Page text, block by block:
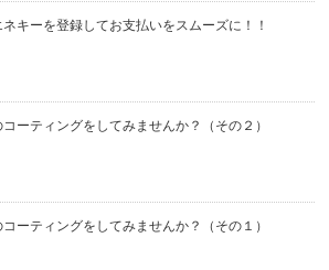
キーを登録してお支払いをスムーズに！！
ーティングをしてみませんか？（その２）
ーティングをしてみませんか？（その１）